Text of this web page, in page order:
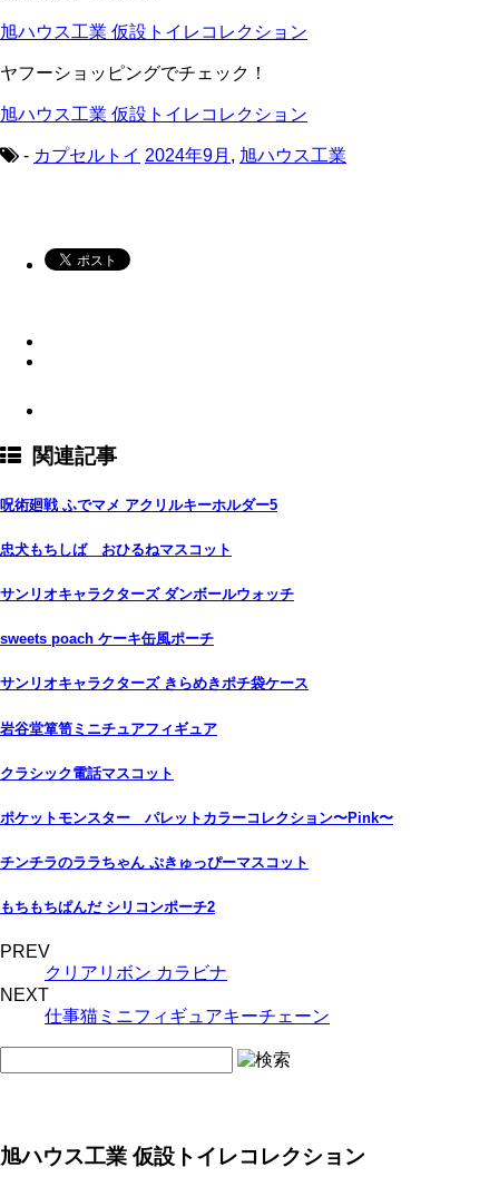
旭ハウス工業 仮設トイレコレクション
ヤフーショッピングでチェック！
旭ハウス工業 仮設トイレコレクション
- カプセルトイ 2024年9月 , 旭ハウス工業
関連記事
呪術廻戦 ふでマメ アクリルキーホルダー5
忠犬もちしば おひるねマスコット
サンリオキャラクターズ ダンボールウォッチ
sweets poach ケーキ缶風ポーチ
サンリオキャラクターズ きらめきポチ袋ケース
岩谷堂箪笥ミニチュアフィギュア
クラシック電話マスコット
ポケットモンスター パレットカラーコレクション〜Pink〜
チンチラのララちゃん ぷきゅっぴーマスコット
もちもちぱんだ シリコンポーチ2
PREV
クリアリボン カラビナ
NEXT
仕事猫ミニフィギュアキーチェーン
旭ハウス工業 仮設トイレコレクション